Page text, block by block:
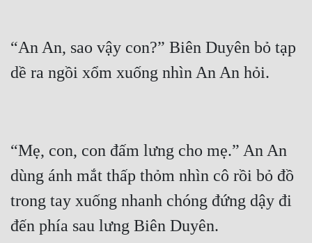
“An An, sao vậy con?” Biên Duyên bỏ tạp
“Mẹ, con, con đấm lưng cho mẹ.” An An
dùng ánh mắt thấp thỏm nhìn cô rồi bỏ đồ
trong tay xuống nhanh chóng đứng dậy đi